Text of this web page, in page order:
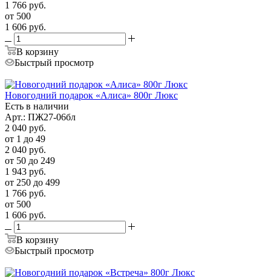
1 766 руб.
от 500
1 606 руб.
В корзину
Быстрый просмотр
Новогодний подарок «Алиса» 800г Люкс
Есть в наличии
Арт.: ПЖ27-06бл
2 040 руб.
от 1 до 49
2 040 руб.
от 50 до 249
1 943 руб.
от 250 до 499
1 766 руб.
от 500
1 606 руб.
В корзину
Быстрый просмотр